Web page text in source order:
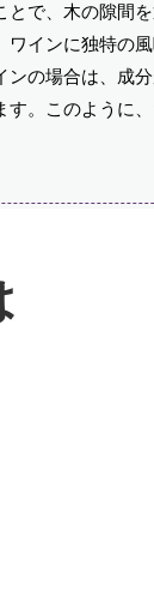
で、木の隙間
インに独特の
の場合は、成
。このように